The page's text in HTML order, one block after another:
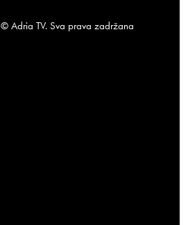
© Adria TV. Sva prava zadržana